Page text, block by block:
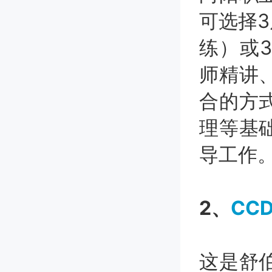
可选择
练）或
师精讲
合的方
理等基
导工作
2、
这是舒